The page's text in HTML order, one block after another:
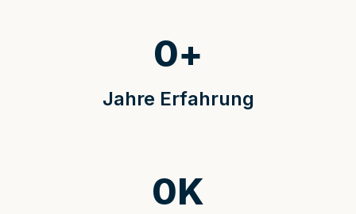
Jahre Erfahrung
0+
0K